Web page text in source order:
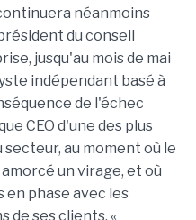
néanmoins
du conseil
jusqu'au mois de mai
indépendant basé à
de l'échec
CEO d'une des plus
au moment où le
un virage, et où
en phase avec les
de ses clients. «